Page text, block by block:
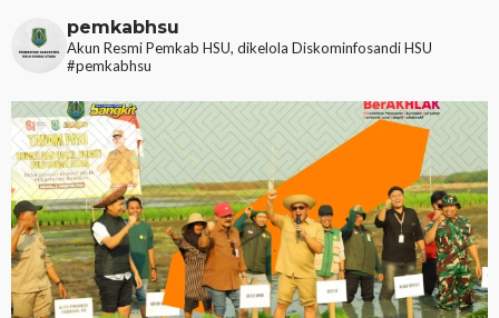
pemkabhsu
Akun Resmi Pemkab HSU, dikelola Diskominfosandi HSU
#pemkabhsu